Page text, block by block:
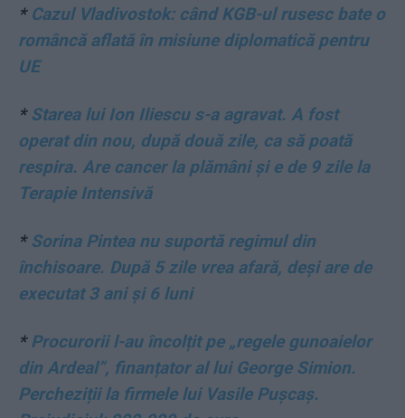
* Cazul Vladivostok: când KGB-ul rusesc bate o
româncă aflată în misiune diplomatică pentru
UE
* Starea lui Ion Iliescu s-a agravat. A fost
operat din nou, după două zile, ca să poată
respira. Are cancer la plămâni și e de 9 zile la
Terapie Intensivă
* Sorina Pintea nu suportă regimul din
închisoare. După 5 zile vrea afară, deși are de
executat 3 ani și 6 luni
*Procurorii l-au încolțit pe „regele gunoaielor
din Ardeal”, finanțator al lui George Simion.
Percheziții la firmele lui Vasile Pușcaș.